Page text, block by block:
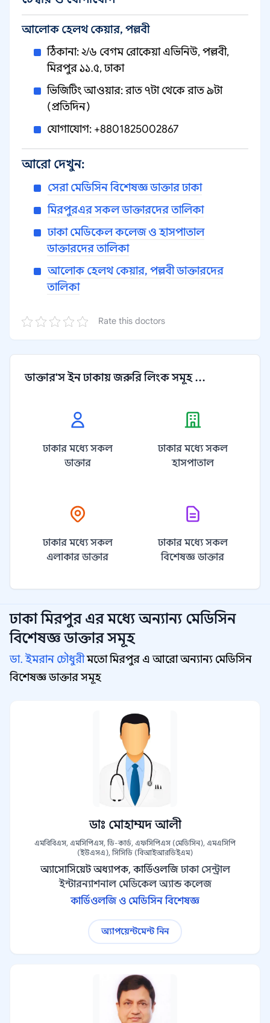
আলোক হেলথ কেয়ার, পল্লবী
ঠিকানা: ২/৬ বেগম রোকেয়া এভিনিউ, পল্লবী,
মিরপুর ১১.৫, ঢাকা
ভিজিটিং আওয়ার: রাত ৭টা থেকে রাত ৯টা
(প্রতিদিন)
যোগাযোগ: +8801825002867
আরো দেখুন:
সেরা মেডিসিন বিশেষজ্ঞ ডাক্তার ঢাকা
মিরপুরএর সকল ডাক্তারদের তালিকা
ঢাকা মেডিকেল কলেজ ও হাসপাতাল
ডাক্তারদের তালিকা
আলোক হেলথ কেয়ার, পল্লবী ডাক্তারদের
তালিকা
Rate this doctors
ডাক্তার'স ইন ঢাকায় জরুরি লিংক সমূহ ...
ঢাকার মধ্যে সকল
ডাক্তার
ঢাকার মধ্যে সকল
হাসপাতাল
ঢাকার মধ্যে সকল
এলাকার ডাক্তার
ঢাকার মধ্যে সকল
বিশেষজ্ঞ ডাক্তার
ঢাকা মিরপুর এর মধ্যে অন্যান্য মেডিসিন
বিশেষজ্ঞ ডাক্তার সমূহ
ডা. ইমরান চৌধুরীমতো মিরপুর এ আরো অন্যান্য মেডিসিন
বিশেষজ্ঞ ডাক্তার সমূহ
ডাঃ মোহাম্মদ আলী
এমবিবিএস, এমসিপিএস, ডি-কার্ড, এফসিপিএস (মেডিসিন), এমএসিপি
(ইউএসএ), সিসিডি (বিআইআরডিইএম)
অ্যাসোসিয়েট অধ্যাপক, কার্ডিওলজি ঢাকা সেন্ট্রাল
ইন্টারন্যাশনাল মেডিকেল অ্যান্ড কলেজ
কার্ডিওলজি ও মেডিসিন বিশেষজ্ঞ
অ্যাপয়েন্টমেন্ট নিন